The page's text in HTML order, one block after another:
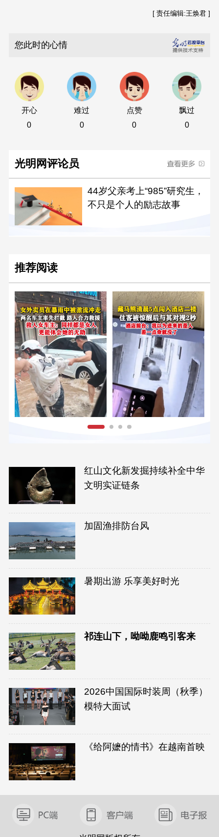
[ 责任编辑:王焕君 ]
您此时的心情
开心
0
难过
0
点赞
0
飘过
0
光明网评论员
44岁父亲考上“985”研究生，
不只是个人的励志故事
推荐阅读
红山文化新发掘持续补全中华
文明实证链条
加固渔排防台风
暑期出游 乐享美好时光
祁连山下，呦呦鹿鸣引客来
2026中国国际时装周（秋季）
模特大面试
《给阿嬷的情书》在越南首映